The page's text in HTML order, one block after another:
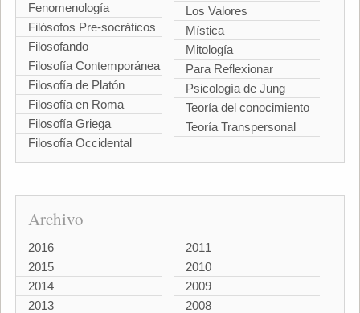
Fenomenología
Filósofos Pre-socráticos
Filosofando
Filosofía Contemporánea
Filosofía de Platón
Filosofía en Roma
Filosofía Griega
Filosofía Occidental
Los Valores
Mística
Mitología
Para Reflexionar
Psicología de Jung
Teoría del conocimiento
Teoría Transpersonal
Archivo
2016
2015
2014
2013
2011
2010
2009
2008